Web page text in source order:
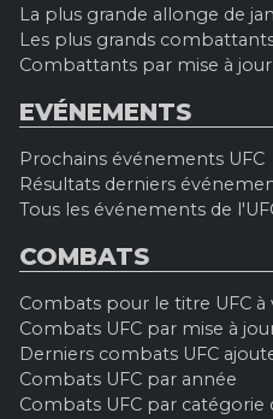
La plus grande allonge de
Les plus grands
Combattants par mise à jour
EVÉNEMENTS
Prochains événements UFC
Résultats derniers
Tous les événements de
COMBATS
Combats pour le titre UFC à
Combats UFC par mise à
Derniers combats UFC
Combats UFC par année
Combats UFC par catégorie